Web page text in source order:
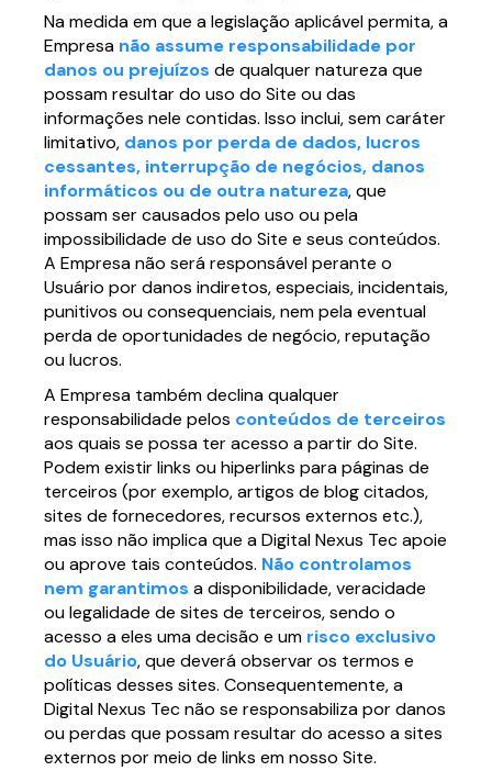
Na medida em que a legislação aplicável permita, a
Empresa não assume responsabilidade por
danos ou prejuízos de qualquer natureza que
possam resultar do uso do Site ou das
informações nele contidas. Isso inclui, sem caráter
limitativo, danos por perda de dados, lucros
cessantes, interrupção de negócios, danos
informáticos ou de outra natureza, que
possam ser causados pelo uso ou pela
impossibilidade de uso do Site e seus conteúdos.
A Empresa não será responsável perante o
Usuário por danos indiretos, especiais, incidentais,
punitivos ou consequenciais, nem pela eventual
perda de oportunidades de negócio, reputação
ou lucros.
A Empresa também declina qualquer
responsabilidade pelos conteúdos de terceiros
aos quais se possa ter acesso a partir do Site.
Podem existir links ou hiperlinks para páginas de
terceiros (por exemplo, artigos de blog citados,
sites de fornecedores, recursos externos etc.),
mas isso não implica que a Digital Nexus Tec apoie
ou aprove tais conteúdos. Não controlamos
nem garantimos a disponibilidade, veracidade
ou legalidade de sites de terceiros, sendo o
acesso a eles uma decisão e um risco exclusivo
do Usuário, que deverá observar os termos e
políticas desses sites. Consequentemente, a
Digital Nexus Tec não se responsabiliza por danos
ou perdas que possam resultar do acesso a sites
externos por meio de links em nosso Site.